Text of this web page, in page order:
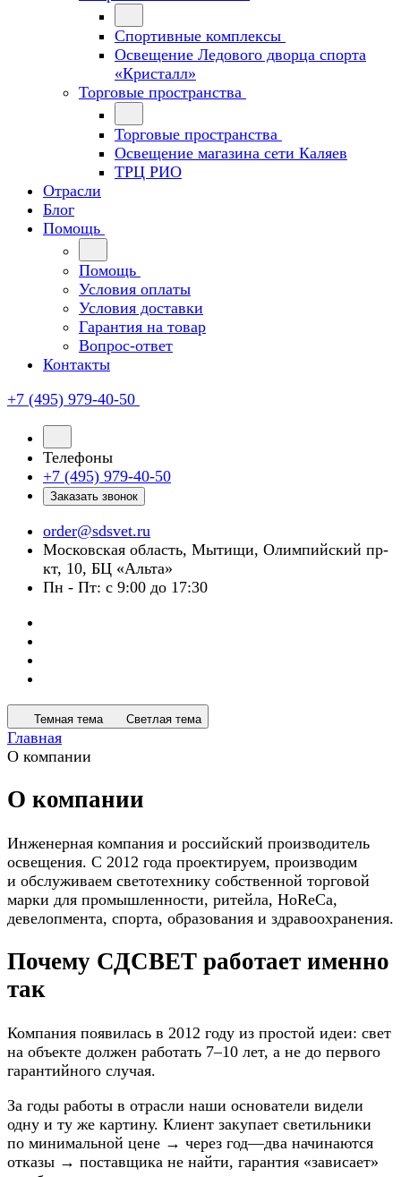
Спортивные комплексы
Освещение Ледового дворца спорта
«Кристалл»
Торговые пространства
Торговые пространства
Освещение магазина сети Каляев
ТРЦ РИО
Отрасли
Блог
Помощь
Помощь
Условия оплаты
Условия доставки
Гарантия на товар
Вопрос-ответ
Контакты
+7 (495) 979-40-50
Телефоны
+7 (495) 979-40-50
Заказать звонок
order@sdsvet.ru
Московская область, Мытищи, Олимпийский пр-
кт, 10, БЦ «Альта»
Пн - Пт: с 9:00 до 17:30
Темная тема Светлая тема
Главная
О компании
О компании
Инженерная компания и российский производитель
освещения. С 2012 года проектируем, производим
и обслуживаем светотехнику собственной торговой
марки для промышленности, ритейла, HoReCa,
девелопмента, спорта, образования и здравоохранения.
Почему СДСВЕТ работает именно
так
Компания появилась в 2012 году из простой идеи: свет
на объекте должен работать 7–10 лет, а не до первого
гарантийного случая.
За годы работы в отрасли наши основатели видели
одну и ту же картину. Клиент закупает светильники
по минимальной цене → через год—два начинаются
отказы → поставщика не найти, гарантия «зависает»